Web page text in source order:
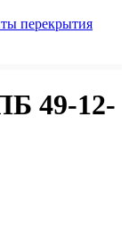
перекрытия
49-12-